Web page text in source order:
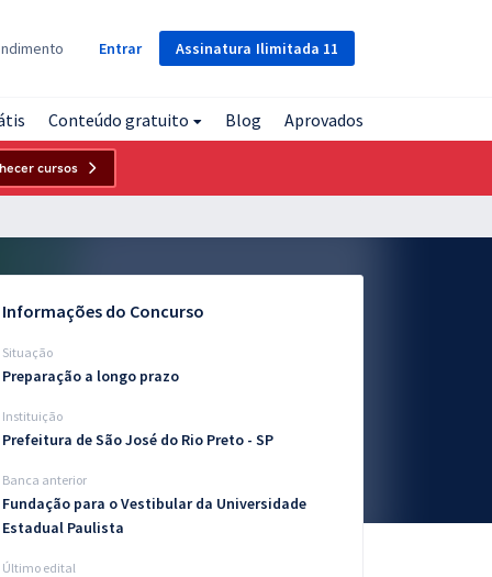
Assinatura Ilimitada 11
Entrar
Conteúdo gratuito Blog Aprovados
cursos
Informações do Concurso
Situação
Preparação a longo prazo
Instituição
Prefeitura de São José do Rio Preto - SP
Banca anterior
Fundação para o Vestibular da Universidade
Estadual Paulista
Último edital